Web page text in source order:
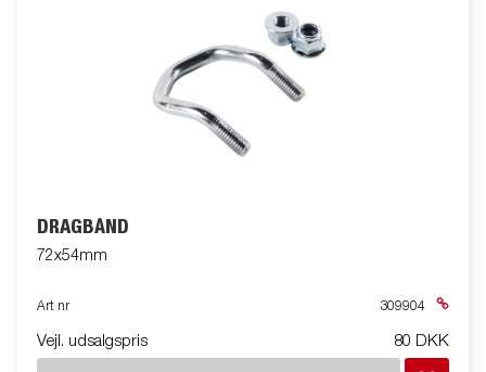
DRAGBÅND
72x54mm
Art nr 309904
Vejl. udsalgspris 80 DKK